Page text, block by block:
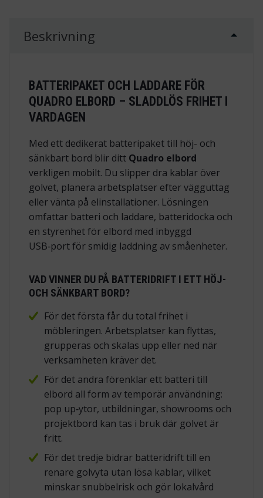
Beskrivning
BATTERIPAKET OCH LADDARE FÖR
QUADRO ELBORD – SLADDLÖS FRIHET I
VARDAGEN
Med ett dedikerat batteripaket till höj- och
sänkbart bord blir ditt Quadro elbord
verkligen mobilt. Du slipper dra kablar över
golvet, planera arbetsplatser efter vägguttag
eller vänta på elinstallationer. Lösningen
omfattar batteri och laddare, batteridocka och
en styrenhet för elbord med inbyggd
USB‑port för smidig laddning av småenheter.
VAD VINNER DU PÅ BATTERIDRIFT I ETT HÖJ-
OCH SÄNKBART BORD?
För det första får du total frihet i
möbleringen. Arbetsplatser kan flyttas,
grupperas och skalas upp eller ned när
verksamheten kräver det.
För det andra förenklar ett batteri till
elbord all form av temporär användning:
pop up‑ytor, utbildningar, showrooms och
projektbord kan tas i bruk där golvet är
fritt.
För det tredje bidrar batteridrift till en
renare golvyta utan lösa kablar, vilket
minskar snubbelrisk och gör lokalvård